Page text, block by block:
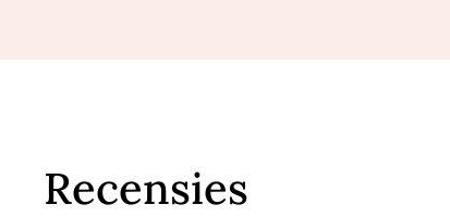
Recensies